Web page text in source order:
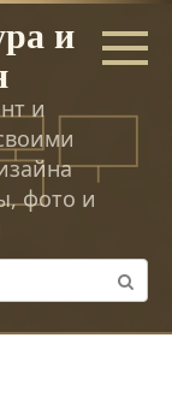
и
и
фото и